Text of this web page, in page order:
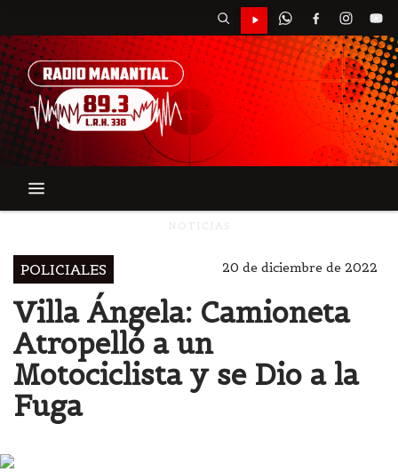
POLICIALES 20 de diciembre de 2022
Villa Ángela: Camioneta
Atropelló a un
Motociclista y se Dio a la
Fuga